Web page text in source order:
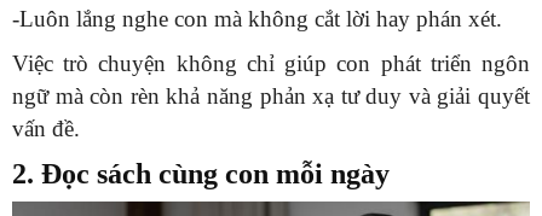
-Luôn lắng nghe con mà không cắt lời hay phán xét.
Việc trò chuyện không chỉ giúp con phát triển ngôn
ngữ mà còn rèn khả năng phản xạ tư duy và giải quyết
vấn đề.
2. Đọc sách cùng con mỗi ngày